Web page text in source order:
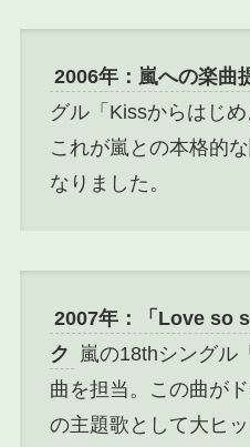
2006年：嵐への楽曲
グル「Kissからはじ
これが嵐との本格的
なりました。
2007年：「Love so
ク
嵐の18thシングル
曲を担当。この曲が
の主題歌として大ヒ